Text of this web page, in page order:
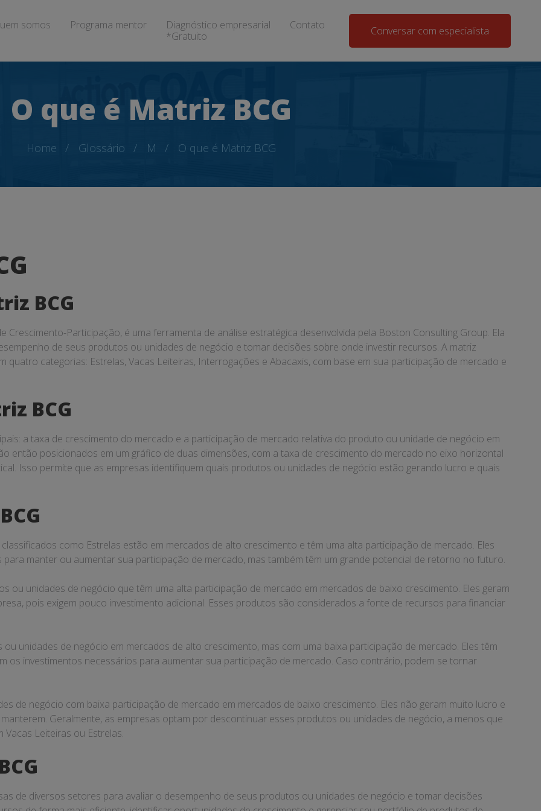
somos Programa mentor
Diagnóstico empresarial
*Gratuito
Contato Conversar com especialista
O que é Matriz BCG
Home Glossário M O que é Matriz BCG
BCG
Crescimento-Participação, é uma ferramenta de análise estratégica desenvolvida pela Boston Consulting Group. Ela
de seus produtos ou unidades de negócio e tomar decisões sobre onde investir recursos. A matriz
quatro categorias: Estrelas, Vacas Leiteiras, Interrogações e Abacaxis, com base em sua participação de mercado e
BCG
a taxa de crescimento do mercado e a participação de mercado relativa do produto ou unidade de negócio em
então posicionados em um gráfico de duas dimensões, com a taxa de crescimento do mercado no eixo horizontal
Isso permite que as empresas identifiquem quais produtos ou unidades de negócio estão gerando lucro e quais
como Estrelas estão em mercados de alto crescimento e têm uma alta participação de mercado. Eles
manter ou aumentar sua participação de mercado, mas também têm um grande potencial de retorno no futuro.
ou unidades de negócio que têm uma alta participação de mercado em mercados de baixo crescimento. Eles geram
pois exigem pouco investimento adicional. Esses produtos são considerados a fonte de recursos para financiar
unidades de negócio em mercados de alto crescimento, mas com uma baixa participação de mercado. Eles têm
os investimentos necessários para aumentar sua participação de mercado. Caso contrário, podem se tornar
de negócio com baixa participação de mercado em mercados de baixo crescimento. Eles não geram muito lucro e
Geralmente, as empresas optam por descontinuar esses produtos ou unidades de negócio, a menos que
Leiteiras ou Estrelas.
de diversos setores para avaliar o desempenho de seus produtos ou unidades de negócio e tomar decisões